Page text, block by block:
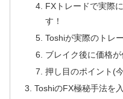
FXトレードで実際
す！
Toshiが実際のトレ
ブレイク後に価格
押し目のポイント(
ToshiのFX極秘手法を